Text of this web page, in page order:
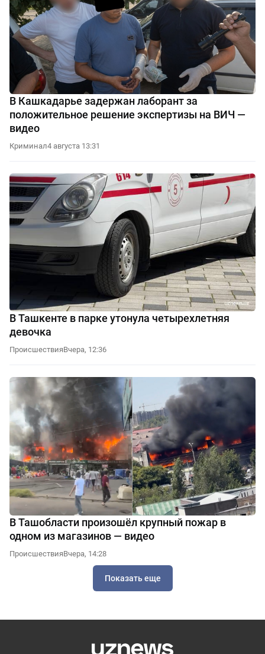
В Кашкадарье задержан лаборант за
положительное решение экспертизы на ВИЧ —
видео
Криминал4 августа 13:31
В Ташкенте в парке утонула четырехлетняя
девочка
ПроисшествияВчера, 12:36
В Ташобласти произошёл крупный пожар в
одном из магазинов — видео
ПроисшествияВчера, 14:28
Показать еще